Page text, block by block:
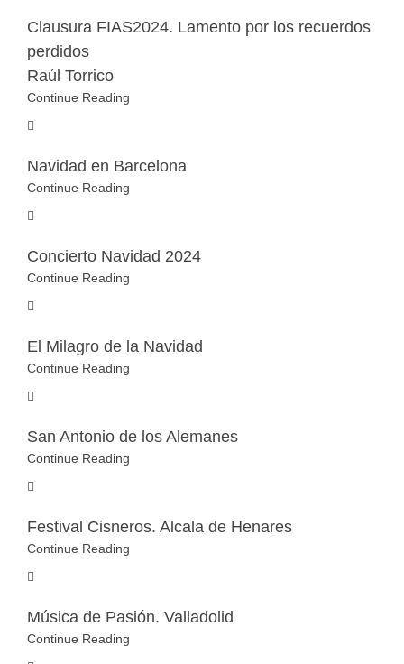
Clausura FIAS2024. Lamento por los recuerdos
perdidos
Raúl Torrico
Continue Reading
Navidad en Barcelona
Continue Reading
Concierto Navidad 2024
Continue Reading
El Milagro de la Navidad
Continue Reading
San Antonio de los Alemanes
Continue Reading
Festival Cisneros. Alcala de Henares
Continue Reading
Música de Pasión. Valladolid
Continue Reading